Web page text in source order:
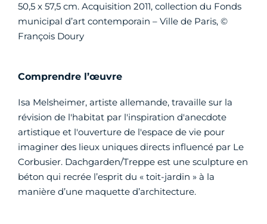
50,5 x 57,5 cm. Acquisition 2011, collection du Fonds
municipal d’art contemporain – Ville de Paris, ©
François Doury
Comprendre l’œuvre
Isa Melsheimer, artiste allemande, travaille sur la
révision de l'habitat par l'inspiration d'anecdote
artistique et l'ouverture de l'espace de vie pour
imaginer des lieux uniques directs influencé par Le
Corbusier. Dachgarden/Treppe est une sculpture en
béton qui recrée l’esprit du « toit-jardin » à la
manière d’une maquette d’architecture.